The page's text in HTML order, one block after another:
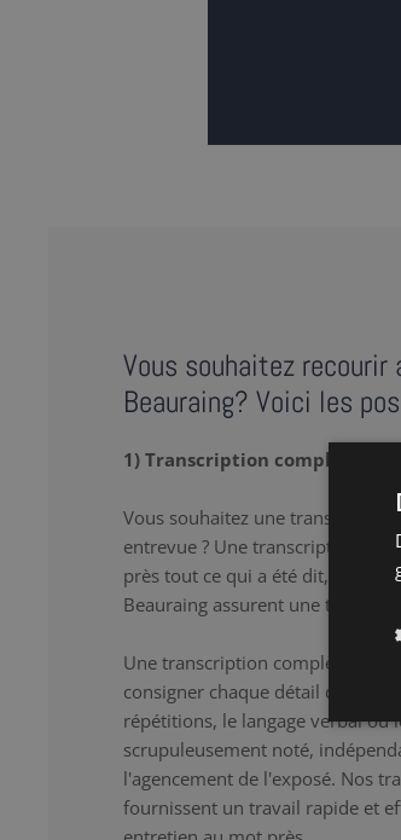
Vous souhaitez
Beauraing? Voici les
1) Transcription complète
Vous souhaitez une
entrevue ? Une transcription
près tout ce qui a été dit, y
Beauraing assurent une
Une transcription complète
consigner chaque détail de
répétitions, le langage verbal ou
scrupuleusement noté,
l'agencement de l'exposé. Nos
fournissent un travail rapide et